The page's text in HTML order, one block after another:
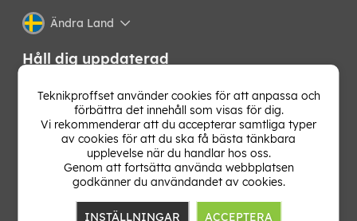
Ändra Land
Håll dig uppdaterad
Få de senaste nyheterna, hetaste erbjudandena och
bästa tipsen från oss direkt i din mejlkorg. Signa upp på
vårt nyhetsbrev!
Teknikproffset använder cookies för att anpassa och
förbättra det innehåll som visas för dig.
Vi rekommenderar att du accepterar samtliga typer
av cookies för att du ska få bästa tänkbara
upplevelse när du handlar hos oss.
Genom att fortsätta använda webbplatsen
godkänner du användandet av cookies.
INSTÄLLNINGAR ACCEPTERA